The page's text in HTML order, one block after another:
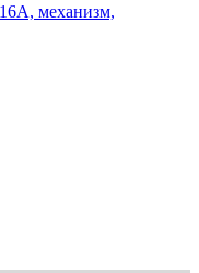
механизм,